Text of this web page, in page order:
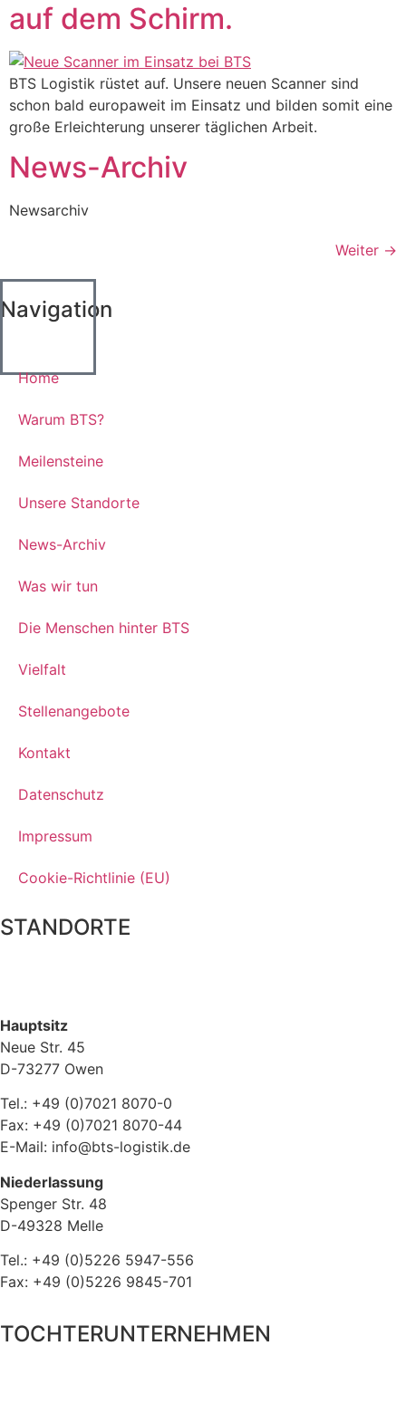
auf dem Schirm.
BTS Logistik rüstet auf. Unsere neuen Scanner sind
schon bald europaweit im Einsatz und bilden somit eine
große Erleichterung unserer täglichen Arbeit.
News-Archiv
Newsarchiv
Weiter →
Navigation
Home
Warum BTS?
Meilensteine
Unsere Standorte
News-Archiv
Was wir tun
Die Menschen hinter BTS
Vielfalt
Stellenangebote
Kontakt
Datenschutz
Impressum
Cookie-Richtlinie (EU)
STANDORTE
Hauptsitz
Neue Str. 45
D-73277 Owen
Tel.: +49 (0)7021 8070-0
Fax: +49 (0)7021 8070-44
E-Mail: info@bts-logistik.de
Niederlassung
Spenger Str. 48
D-49328 Melle
Tel.: +49 (0)5226 5947-556
Fax: +49 (0)5226 9845-701
TOCHTERUNTERNEHMEN